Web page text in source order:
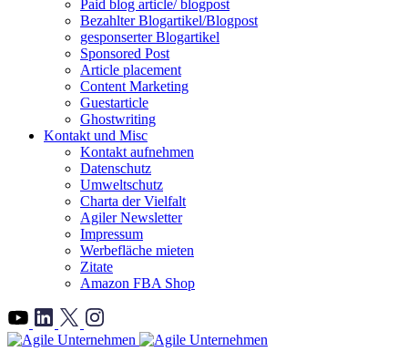
Paid blog article/ blogpost
Bezahlter Blogartikel/Blogpost
gesponserter Blogartikel
Sponsored Post
Article placement
Content Marketing
Guestarticle
Ghostwriting
Kontakt und Misc
Kontakt aufnehmen
Datenschutz
Umweltschutz
Charta der Vielfalt
Agiler Newsletter
Impressum
Werbefläche mieten
Zitate
Amazon FBA Shop
">